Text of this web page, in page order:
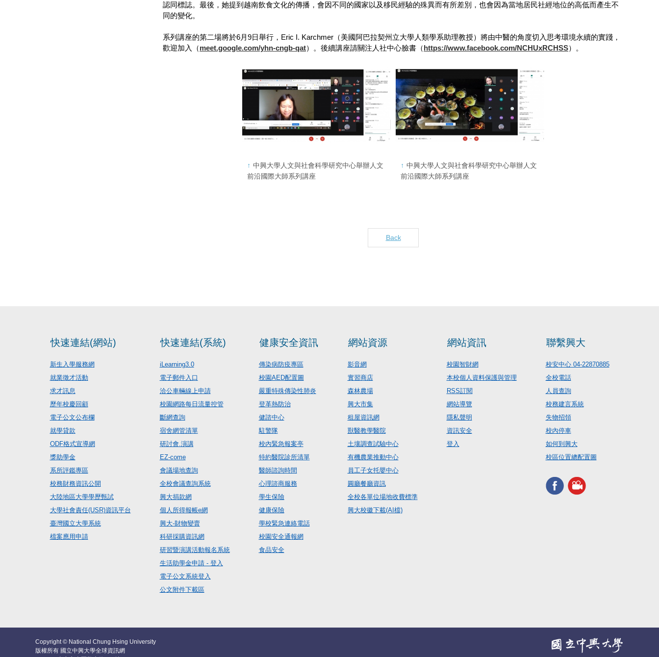
認同標誌。最後，她提到越南飲食文化的傳播，會因不同的國家以及移民經驗的殊異而有所差別，也會因為當地居民社經地位的高低而產生不
同的變化。
系列講座的第二場將於6月9日舉行，Eric I. Karchmer（美國阿巴拉契州立大學人類學系助理教授）將由中醫的角度切入思考環境永續的實踐，
歡迎加入（meet.google.com/yhn-cngb-qat）。後續講座請關注人社中心臉書（https://www.facebook.com/NCHUxRCHSS）。
中興大學人文與社會科學研究中心舉辦人文
前沿國際大師系列講座
中興大學人文與社會科學研究中心舉辦人文
前沿國際大師系列講座
Back
快速連結(網站)
新生入學服務網
就業徵才活動
求才訊息
歷年校慶回顧
電子公文公布欄
就學貸款
ODF格式宣導網
獎助學金
系所評鑑專區
校務財務資訊公開
大陸地區大學學歷甄試
大學社會責任(USR)資訊平台
臺灣國立大學系統
檔案應用申請
快速連結(系統)
iLearning3.0
電子郵件入口
洽公車輛線上申請
校園網路每日流量控管
斷網查詢
宿舍網管清單
研討會.演講
EZ-come
會議場地查詢
全校會議查詢系統
興大捐款網
個人所得報帳e網
興大-財物變賣
科研採購資訊網
研習暨演講活動報名系統
生活助學金申請 - 登入
電子公文系統登入
公文附件下載區
健康安全資訊
傳染病防疫專區
校園AED配置圖
嚴重特殊傳染性肺炎
登革熱防治
健諮中心
駐警隊
校內緊急報案亭
特約醫院診所清單
醫師諮詢時間
心理諮商服務
學生保險
健康保險
學校緊急連絡電話
校園安全通報網
食品安全
網站資源
影音網
實習商店
森林農場
興大市集
租屋資訊網
獸醫教學醫院
土壤調查試驗中心
有機農業推動中心
員工子女托嬰中心
圓廳餐廳資訊
全校各單位場地收費標準
興大校徽下載(AI檔)
網站資訊
校園智財網
本校個人資料保護與管理
RSS訂閱
網站導覽
隱私聲明
資訊安全
登入
聯繫興大
校安中心 04-22870885
全校電話
人員查詢
校務建言系統
失物招領
校內停車
如何到興大
校區位置總配置圖
Copyright © National Chung Hsing University
版權所有 國立中興大學全球資訊網